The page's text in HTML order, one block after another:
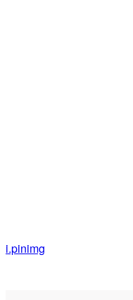
i.pinimg